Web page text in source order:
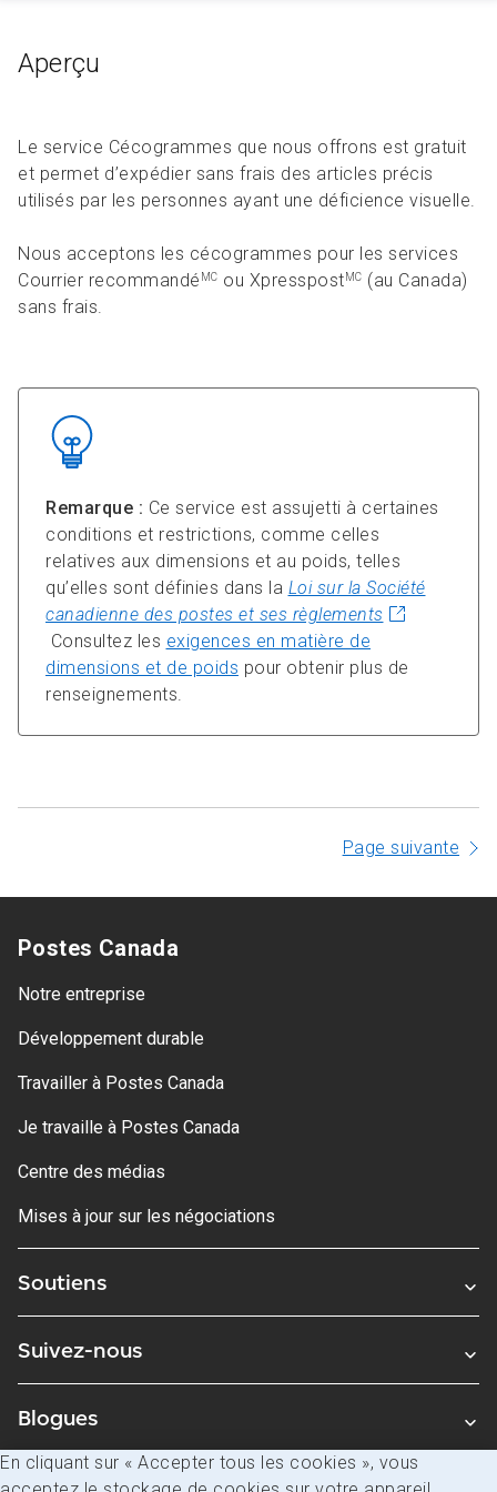
Aperçu
Le service Cécogrammes que nous offrons est gratuit
et permet d’expédier sans frais des articles précis
utilisés par les personnes ayant une déficience visuelle.
Nous acceptons les cécogrammes pour les services
Courrier recommandé MC ou XpresspostMC (au Canada)
sans frais.
Remarque : Ce service est assujetti à certaines
conditions et restrictions, comme celles
relatives aux dimensions et au poids, telles
qu’elles sont définies dans la Loi sur la Société
canadienne des postes et ses règlements
Consultez les exigences en matière de
dimensions et de poids pour obtenir plus de
renseignements.
Page suivante
Postes Canada
Notre entreprise
Développement durable
Travailler à Postes Canada
Je travaille à Postes Canada
Centre des médias
Mises à jour sur les négociations
Soutiens
Suivez-nous
Blogues
En cliquant sur « Accepter tous les cookies », vous